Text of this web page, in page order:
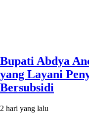
Bupati Abdya
yang Layani
Bersubsidi
2 hari yang lalu